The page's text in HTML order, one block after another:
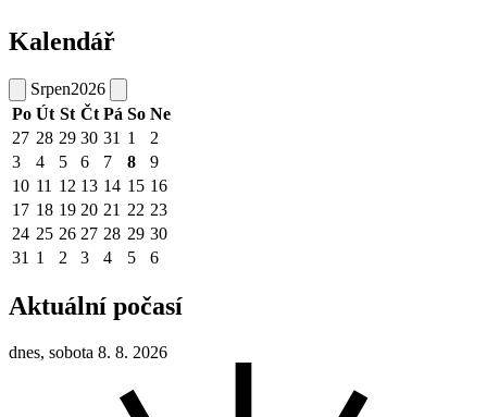
Kalendář
Srpen2026
Po Út St Čt Pá So Ne
27 28 29 30 31 1
2
3
4 5 6 7 8
9
10 11 12 13 14 15 16
17 18 19 20 21 22 23
24 25 26 27 28 29 30
31 1 2 3 4 5 6
Aktuální počasí
dnes, sobota 8. 8. 2026